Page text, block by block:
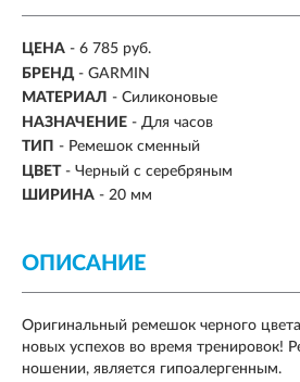
ЦЕНА - 6 785 руб.
БРЕНД - GARMIN
МАТЕРИАЛ - Силиконовые
НАЗНАЧЕНИЕ - Для часов
ТИП - Ремешок сменный
ЦВЕТ - Черный с серебряным
ШИРИНА - 20 мм
ОПИСАНИЕ
Оригинальный ремешок черного
новых успехов во время тренировок!
ношении, является гипоалергенным.